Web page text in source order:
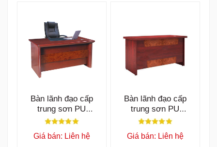
Bàn lãnh đạo cấp
trung sơn PU
ET1400G
Giá bán: Liên hệ
Bàn lãnh đạo cấp
trung sơn PU
ET1400B
Giá bán: Liên hệ